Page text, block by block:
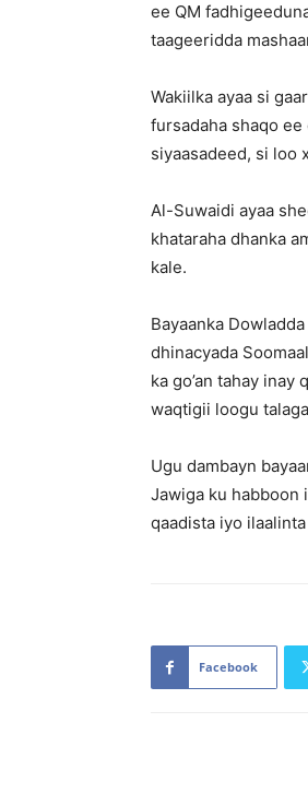
ee QM
taageeridda
Wakiilka ayaa si
fursadaha shaqo
siyaasadeed, si loo
Al-Suwaidi ayaa
khataraha dhanka
kale.
Bayaanka
dhinacyada
ka go’an tahay
waqtigii loogu
Ugu dambayn
Jawiga ku habboon
qaadista iyo
Facebook